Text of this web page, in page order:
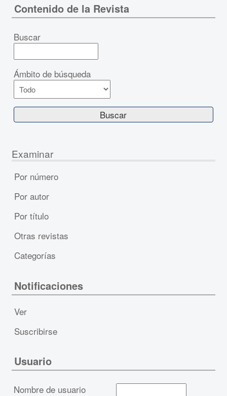
Contenido de la Revista
Buscar
Ámbito de búsqueda
Examinar
Por número
Por autor
Por título
Otras revistas
Categorías
Notificaciones
Ver
Suscribirse
Usuario
Nombre de usuario